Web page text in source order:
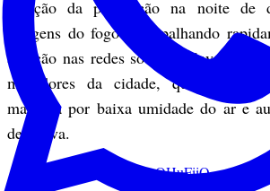
atenção da população na noite
imagens do fogo se espalhando
atenção nas redes sociais e
moradores da cidade, que já
marcada por baixa umidade do ar e
de chuva.
pic.twitter.com/V3nOHuFiiQ